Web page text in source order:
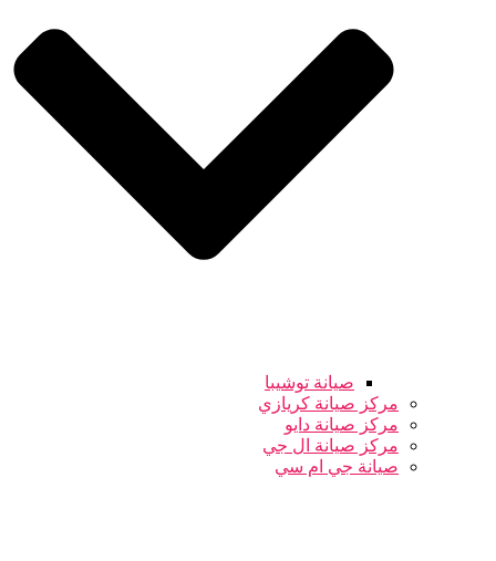
صيانة توشيبا
مركز صيانة كريازي
مركز صيانة دايو
مركز صيانة ال جي
صيانة جي ام سي